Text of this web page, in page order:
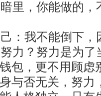
里，你能做的
：我不能倒下，
力？努力是为
包，更不用顾虑
与否无关，努力